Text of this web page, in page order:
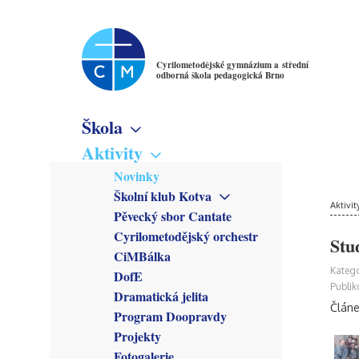
Cyrilometodějské gymnázium a střední
odborná škola pedagogická Brno
Škola
Virtuální prohlídka
Školné
Denní studium
Večerní studium
Poslání školy
Studijní obory
Gymnázium
Pedagogické lyceum
pedagogika
Předmětové sekce
Český jazyk
Anglický jazyk
Německý jazyk
Francouzský jazyk
Latina
Zřizovatel
Školská rada
Rada školy
CM Parlament
Společenství přátel školy
Aktivity
Novinky
Školní klub Kotva
Obecné informace
Členové
Kroužky
Co se stalo
Pěvecký sbor Cantate
Cyrilometodějský orchestr
CiMBálka
DofE
Dramatická jelita
Program Doopravdy
Projekty